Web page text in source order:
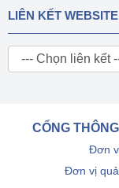
LIÊN KẾT WEBSITE
CỔNG
Đơn
Đơn vị